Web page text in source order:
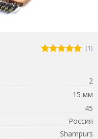
(1)
2
15 мм
45
Россия
Shampurs